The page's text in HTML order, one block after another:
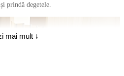
prindă degetele.
mai mult ↓